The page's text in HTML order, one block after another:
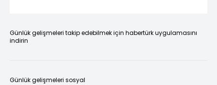
Günlük gelişmeleri takip edebilmek için habertürk uygulamasını
indirin
Günlük gelişmeleri sosyal